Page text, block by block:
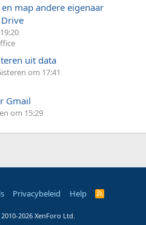
map andere eigenaar
uit data
om 17:41
Gmail
om 15:29
Privacybeleid Help
R
S
2026 XenForo Ltd.